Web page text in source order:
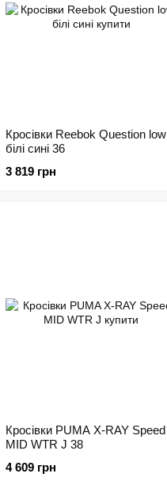
Кросівки Reebok Question low
білі сині 36
3 819 грн
Кросівки PUMA X-RAY Speed
MID WTR J 38
4 609 грн